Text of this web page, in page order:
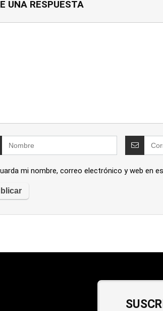
UNA RESPUESTA
mi nombre, correo electrónico y web en